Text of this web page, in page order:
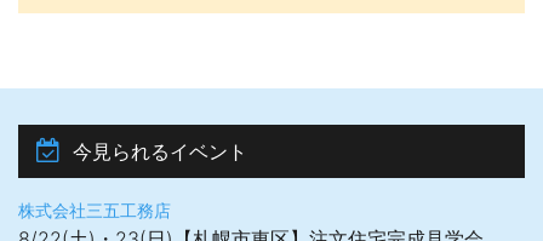
今見られるイベント
株式会社三五工務店